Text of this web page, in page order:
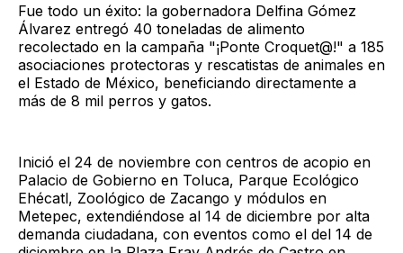
Fue todo un éxito: la gobernadora Delfina Gómez
Álvarez entregó 40 toneladas de alimento
recolectado en la campaña "¡Ponte Croquet@!" a 185
asociaciones protectoras y rescatistas de animales en
el Estado de México, beneficiando directamente a
más de 8 mil perros y gatos.
Inició el 24 de noviembre con centros de acopio en
Palacio de Gobierno en Toluca, Parque Ecológico
Ehécatl, Zoológico de Zacango y módulos en
Metepec, extendiéndose al 14 de diciembre por alta
demanda ciudadana, con eventos como el del 14 de